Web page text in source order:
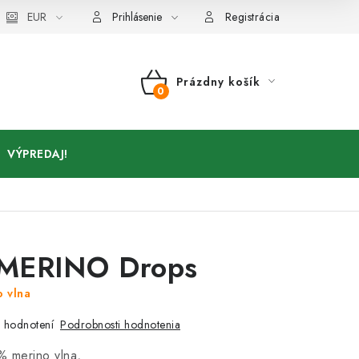
EUR Prihlásenie Registrácia
NÁKUPNÝ
Prázdny košík
VÝPREDAJ!
Drops
vlna
hodnotení Podrobnosti hodnotenia
merino vlna,